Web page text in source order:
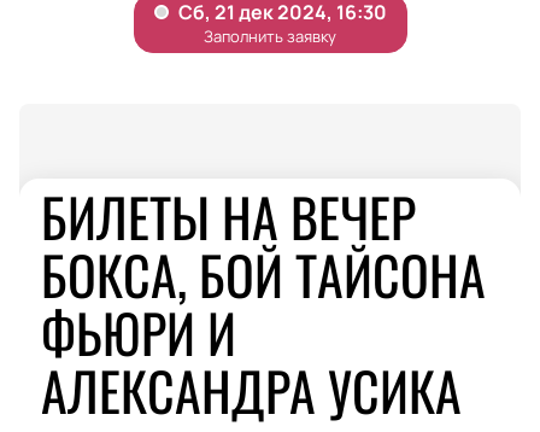
БИЛЕТЫ НА ВЕЧЕР
БОКСА, БОЙ ТАЙСОНА
ФЬЮРИ И
АЛЕКСАНДРА УСИКА